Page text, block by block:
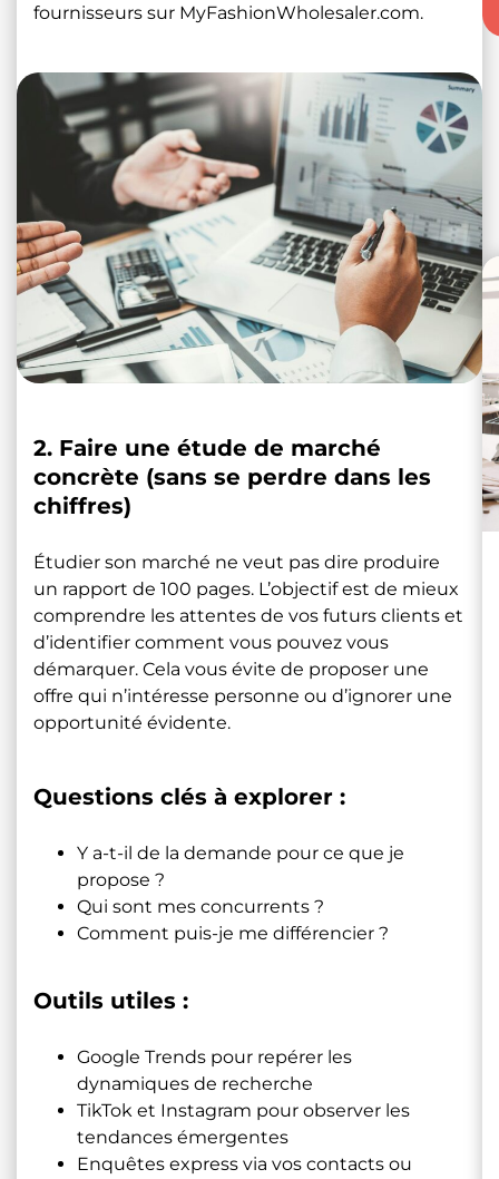
fournisseurs sur MyFashionWholesaler.com.
2. Faire une étude de marché
concrète (sans se perdre dans les
chiffres)
Étudier son marché ne veut pas dire produire
un rapport de 100 pages. L’objectif est de mieux
comprendre les attentes de vos futurs clients et
d’identifier comment vous pouvez vous
démarquer. Cela vous évite de proposer une
offre qui n’intéresse personne ou d’ignorer une
opportunité évidente.
Questions clés à explorer :
Y a-t-il de la demande pour ce que je
propose ?
Qui sont mes concurrents ?
Comment puis-je me différencier ?
Outils utiles :
Google Trends pour repérer les
dynamiques de recherche
TikTok et Instagram pour observer les
tendances émergentes
Enquêtes express via vos contacts ou